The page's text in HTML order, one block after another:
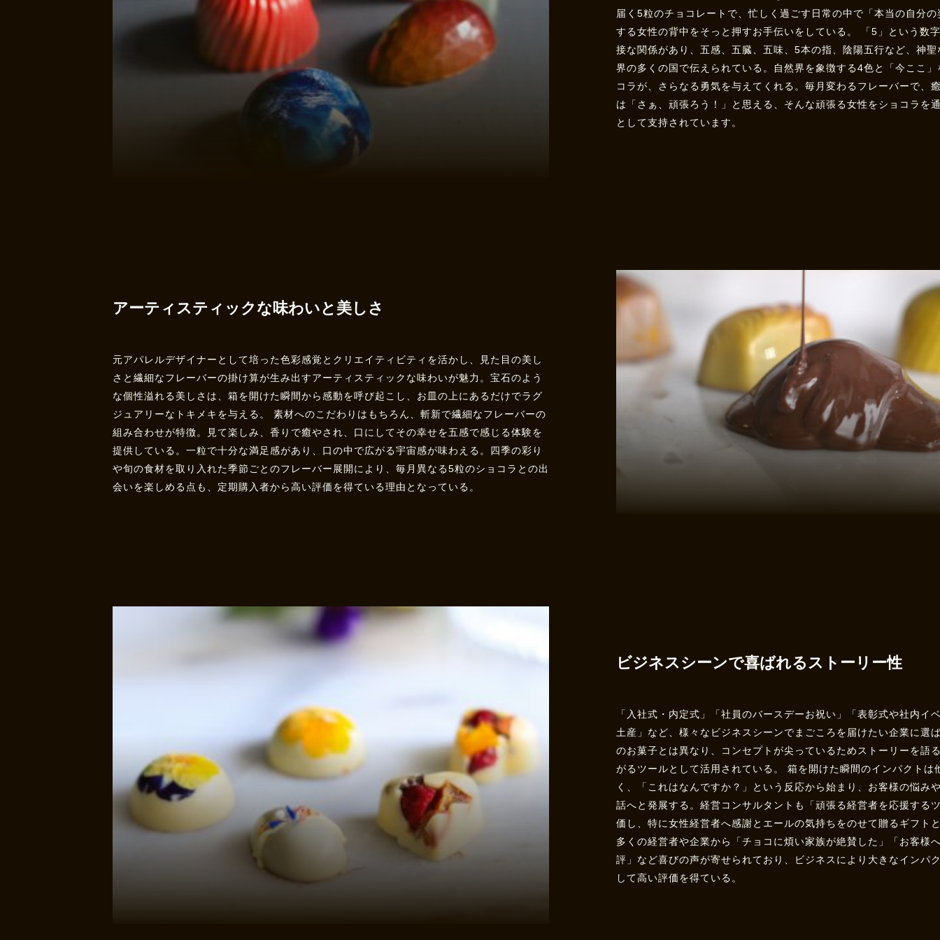
届く5粒のチョコレートで、忙しく過ごす日常の中で「本当の自分
する女性の背中をそっと押すお手伝いをしている。 「5」という数
接な関係があり、五感、五臓、五味、5本の指、陰陽五行など、神
界の多くの国で伝えられている。自然界を象徴する4色と「今ここ
コラが、さらなる勇気を与えてくれる。毎月変わるフレーバーで、
は「さぁ、頑張ろう！」と思える、そんな頑張る女性をショコラを
として支持されています。
アーティスティックな味わいと美しさ
元アパレルデザイナーとして培った色彩感覚とクリエイティビティを活かし、見た目の美し
さと繊細なフレーバーの掛け算が生み出すアーティスティックな味わいが魅力。宝石のよう
な個性溢れる美しさは、箱を開けた瞬間から感動を呼び起こし、お皿の上にあるだけでラグ
ジュアリーなトキメキを与える。 素材へのこだわりはもちろん、斬新で繊細なフレーバーの
組み合わせが特徴。見て楽しみ、香りで癒やされ、口にしてその幸せを五感で感じる体験を
提供している。一粒で十分な満足感があり、口の中で広がる宇宙感が味わえる。四季の彩り
や旬の食材を取り入れた季節ごとのフレーバー展開により、毎月異なる5粒のショコラとの出
会いを楽しめる点も、定期購入者から高い評価を得ている理由となっている。
ビジネスシーンで喜ばれるストーリー性
「入社式・内定式」「社員のバースデーお祝い」「表彰式や社内イ
土産」など、様々なビジネスシーンでまごころを届けたい企業に選
のお菓子とは異なり、コンセプトが尖っているためストーリーを語
がるツールとして活用されている。 箱を開けた瞬間のインパクトは
く、「これはなんですか？」という反応から始まり、お客様の悩み
話へと発展する。経営コンサルタントも「頑張る経営者を応援する
価し、特に女性経営者へ感謝とエールの気持ちをのせて贈るギフト
多くの経営者や企業から「チョコに煩い家族が絶賛した」「お客様
評」など喜びの声が寄せられており、ビジネスにより大きなインパ
して高い評価を得ている。